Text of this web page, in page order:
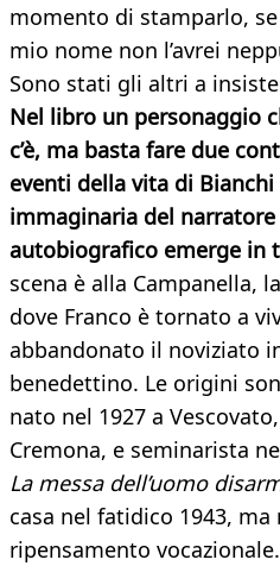
momento di stamparlo,
mio nome non l’avrei
Sono stati gli altri a
Nel libro un personaggio
c’è, ma basta fare due
eventi della vita di
immaginaria del narratore
autobiografico emerge in
scena è alla Campanella,
dove Franco è tornato a
abbandonato il noviziato
benedettino. Le origini
nato nel 1927 a
Cremona, e seminarista
La messa dell’uomo
casa nel fatidico 1943, ma
ripensamento